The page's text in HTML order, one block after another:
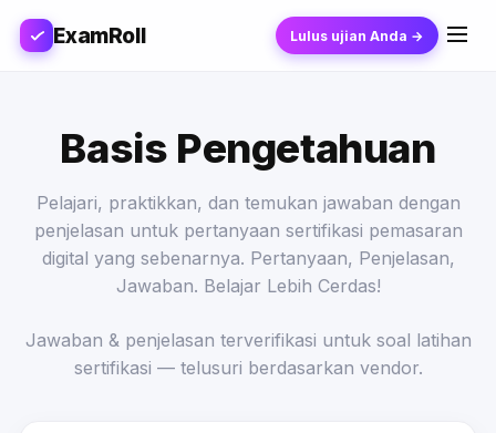
ExamRoll Lulus ujian Anda →
Basis Pengetahuan
Pelajari, praktikkan, dan temukan jawaban dengan
penjelasan untuk pertanyaan sertifikasi pemasaran
digital yang sebenarnya. Pertanyaan, Penjelasan,
Jawaban. Belajar Lebih Cerdas!
Jawaban & penjelasan terverifikasi untuk soal latihan
sertifikasi — telusuri berdasarkan vendor.